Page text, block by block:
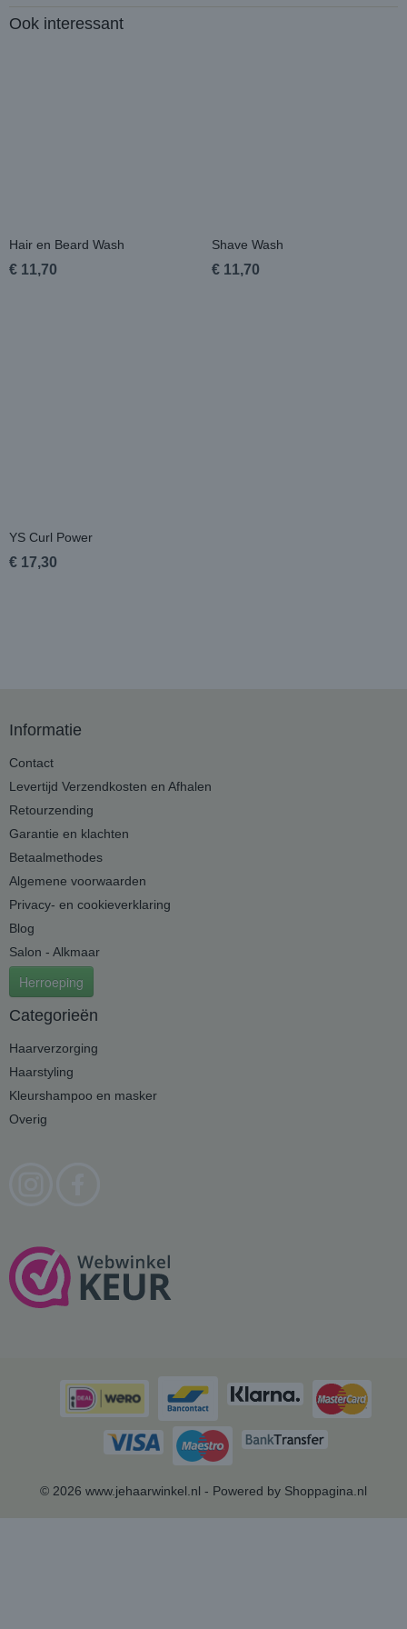
Ook interessant
Hair en Beard Wash
€ 11,70
Shave Wash
€ 11,70
YS Curl Power
€ 17,30
Informatie
Contact
Levertijd Verzendkosten en Afhalen
Retourzending
Garantie en klachten
Betaalmethodes
Algemene voorwaarden
Privacy- en cookieverklaring
Blog
Salon - Alkmaar
Herroeping
Categorieën
Haarverzorging
Haarstyling
Kleurshampoo en masker
Overig
© 2026 www.jehaarwinkel.nl - Powered by Shoppagina.nl